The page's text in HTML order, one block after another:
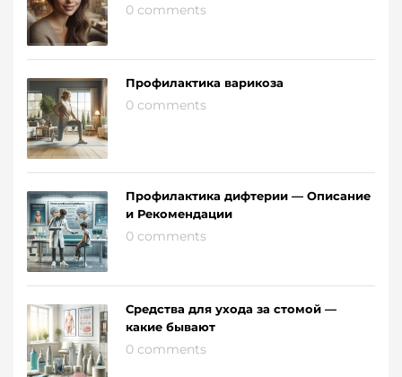
0 comments
Профилактика варикоза
0 comments
Профилактика дифтерии — Описание
и Рекомендации
0 comments
Средства для ухода за стомой —
какие бывают
0 comments